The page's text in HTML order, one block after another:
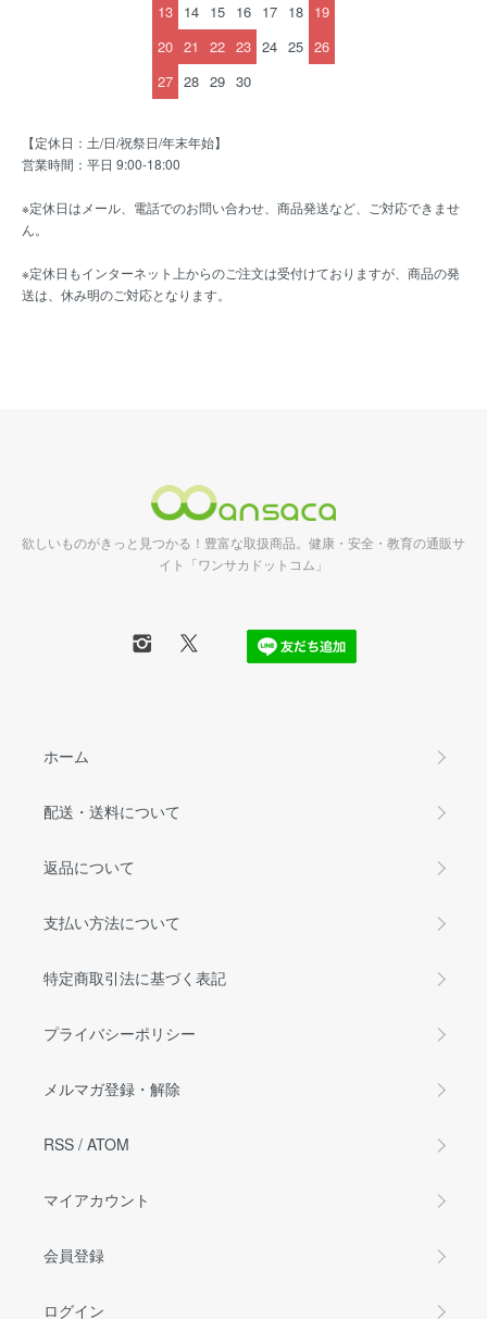
13 14 15 16 17 18 19
20 21 22 23 24 25 26
27 28 29 30
【定休日：土/日/祝祭日/年末年始】
営業時間：平日 9:00-18:00
※定休日はメール、電話でのお問い合わせ、商品発送など、ご対応できませ
ん。
※定休日もインターネット上からのご注文は受付けておりますが、商品の発
送は、休み明のご対応となります。
欲しいものがきっと見つかる！豊富な取扱商品。健康・安全・教育の通販サ
イト「ワンサカドットコム」
ホーム
配送・送料について
返品について
支払い方法について
特定商取引法に基づく表記
プライバシーポリシー
メルマガ登録・解除
RSS / ATOM
マイアカウント
会員登録
ログイン